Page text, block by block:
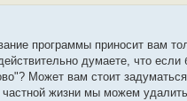
программы приносит вам
думаете, что
Может вам стоит
жизни мы можем